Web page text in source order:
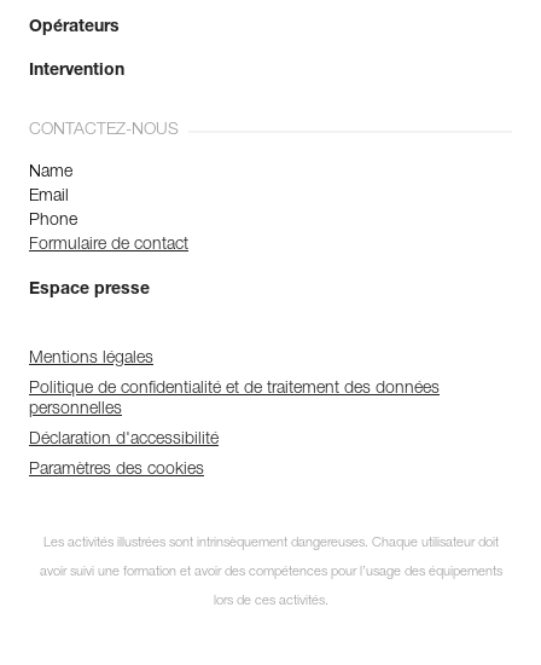
Opérateurs
Intervention
CONTACTEZ-NOUS
Name
Email
Phone
Formulaire de contact
Espace presse
Mentions légales
Politique de confidentialité et de traitement des données
personnelles
Déclaration d'accessibilité
Paramètres des cookies
Les activités illustrées sont intrinsèquement dangereuses. Chaque utilisateur doit
avoir suivi une formation et avoir des compétences pour l’usage des équipements
lors de ces activités.